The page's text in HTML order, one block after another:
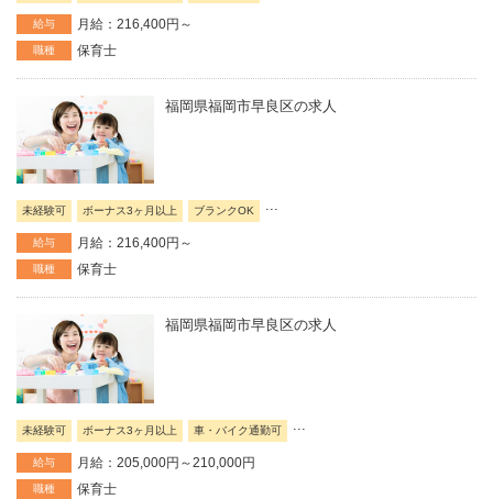
給与 月給：216,400円～
職種 保育士
福岡県福岡市早良区の求人
未経験可 ボーナス3ヶ月以上 ブランクOK ...
給与 月給：216,400円～
職種 保育士
福岡県福岡市早良区の求人
未経験可 ボーナス3ヶ月以上 車・バイク通勤可
給与 月給：205,000円～210,000円
職種 保育士